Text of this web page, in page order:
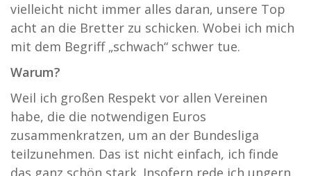
vielleicht nicht immer alles daran, unsere Top
acht an die Bretter zu schicken. Wobei ich mich
mit dem Begriff „schwach“ schwer tue.
Warum?
Weil ich großen Respekt vor allen Vereinen
habe, die die notwendigen Euros
zusammenkratzen, um an der Bundesliga
teilzunehmen. Das ist nicht einfach, ich finde
das ganz schön stark. Insofern rede ich ungern